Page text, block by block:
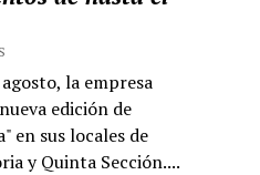
la empresa
edición de
en sus locales de
y Quinta Sección....